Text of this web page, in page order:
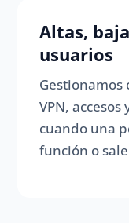
Altas,
usuarios
Gestionamos
VPN,
cuando una
función o